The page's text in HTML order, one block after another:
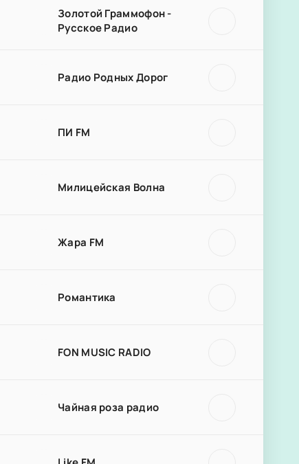
Золотой Граммофон -
Русское Радио
Радио Родных Дорог
ПИ FM
Милицейская Волна
Жара FM
Романтика
FON MUSIC RADIO
Чайная роза радио